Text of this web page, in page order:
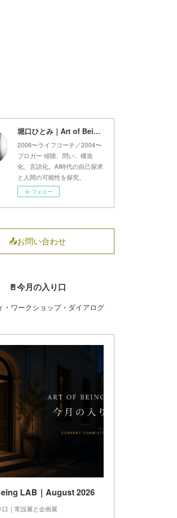
堀口ひとみ｜Art of Being Lab
2006〜ライフコーチ／2004〜
ブロガー 傾聴、問い、構造
化、言語化。AI時代の自己探求
と人間の可能性を探究。
フォロー
📤お問い合わせ
🚪今月の入り口
・ワークショップ・ダイアログ
LAB｜August 2026
｜常設展と企画展